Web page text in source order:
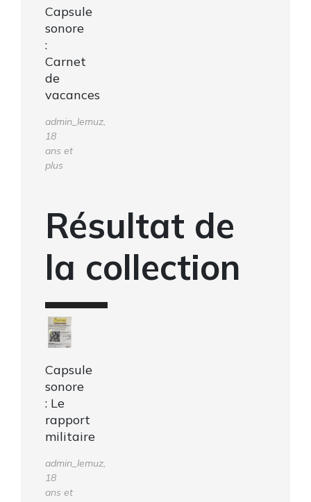
Capsule
sonore
:
Carnet
de
vacances
admin_lemuz,
18
ans et
plus
Résultat de
la collection
Capsule
sonore
: Le
rapport
militaire
admin_lemuz,
18
ans et